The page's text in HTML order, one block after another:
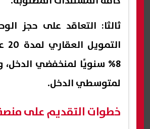
ثالثا: التعاقد على حجز
لمتوسطي الدخل.
خطوات التقديم على